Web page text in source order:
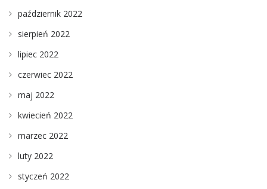
październik 2022
sierpień 2022
lipiec 2022
czerwiec 2022
maj 2022
kwiecień 2022
marzec 2022
luty 2022
styczeń 2022